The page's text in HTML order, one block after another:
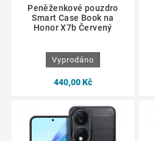
Peněženkové pouzdro
Smart Case Book na
Honor X7b Červený
Vyprodáno
440,00 Kč